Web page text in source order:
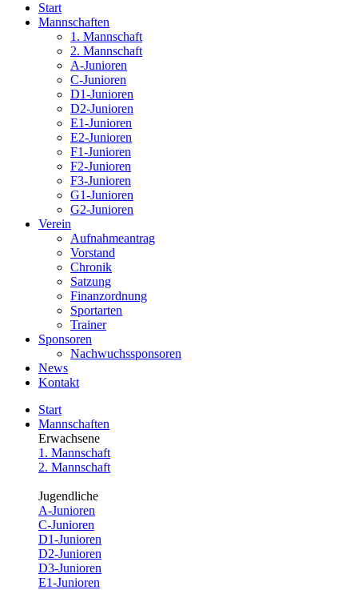
Start
Mannschaften
1. Mannschaft
2. Mannschaft
A-Junioren
C-Junioren
D1-Junioren
D2-Junioren
E1-Junioren
E2-Junioren
F1-Junioren
F2-Junioren
F3-Junioren
G1-Junioren
G2-Junioren
Verein
Aufnahmeantrag
Vorstand
Chronik
Satzung
Finanzordnung
Sportarten
Trainer
Sponsoren
Nachwuchssponsoren
News
Kontakt
Start
Mannschaften
Erwachsene
1. Mannschaft
2. Mannschaft
Jugendliche
A-Junioren
C-Junioren
D1-Junioren
D2-Junioren
D3-Junioren
E1-Junioren